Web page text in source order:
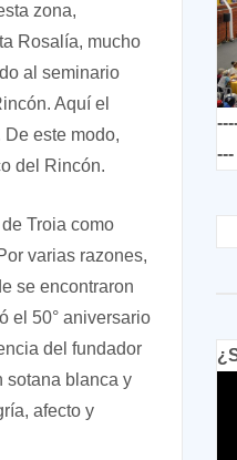
zona,
Rosalía, mucho
al seminario
Aquí el
este modo,
del Rincón.
Troia como
varias razones,
se encontraron
el 50° aniversario
del fundador
sotana blanca y
afecto y
---